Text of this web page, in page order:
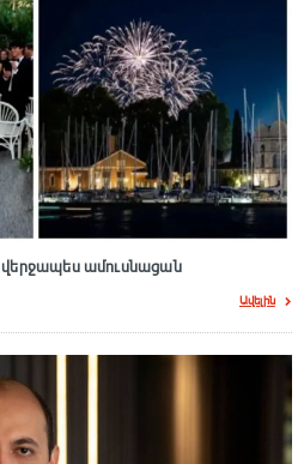
վերջապես ամուսնացան
Ավելին